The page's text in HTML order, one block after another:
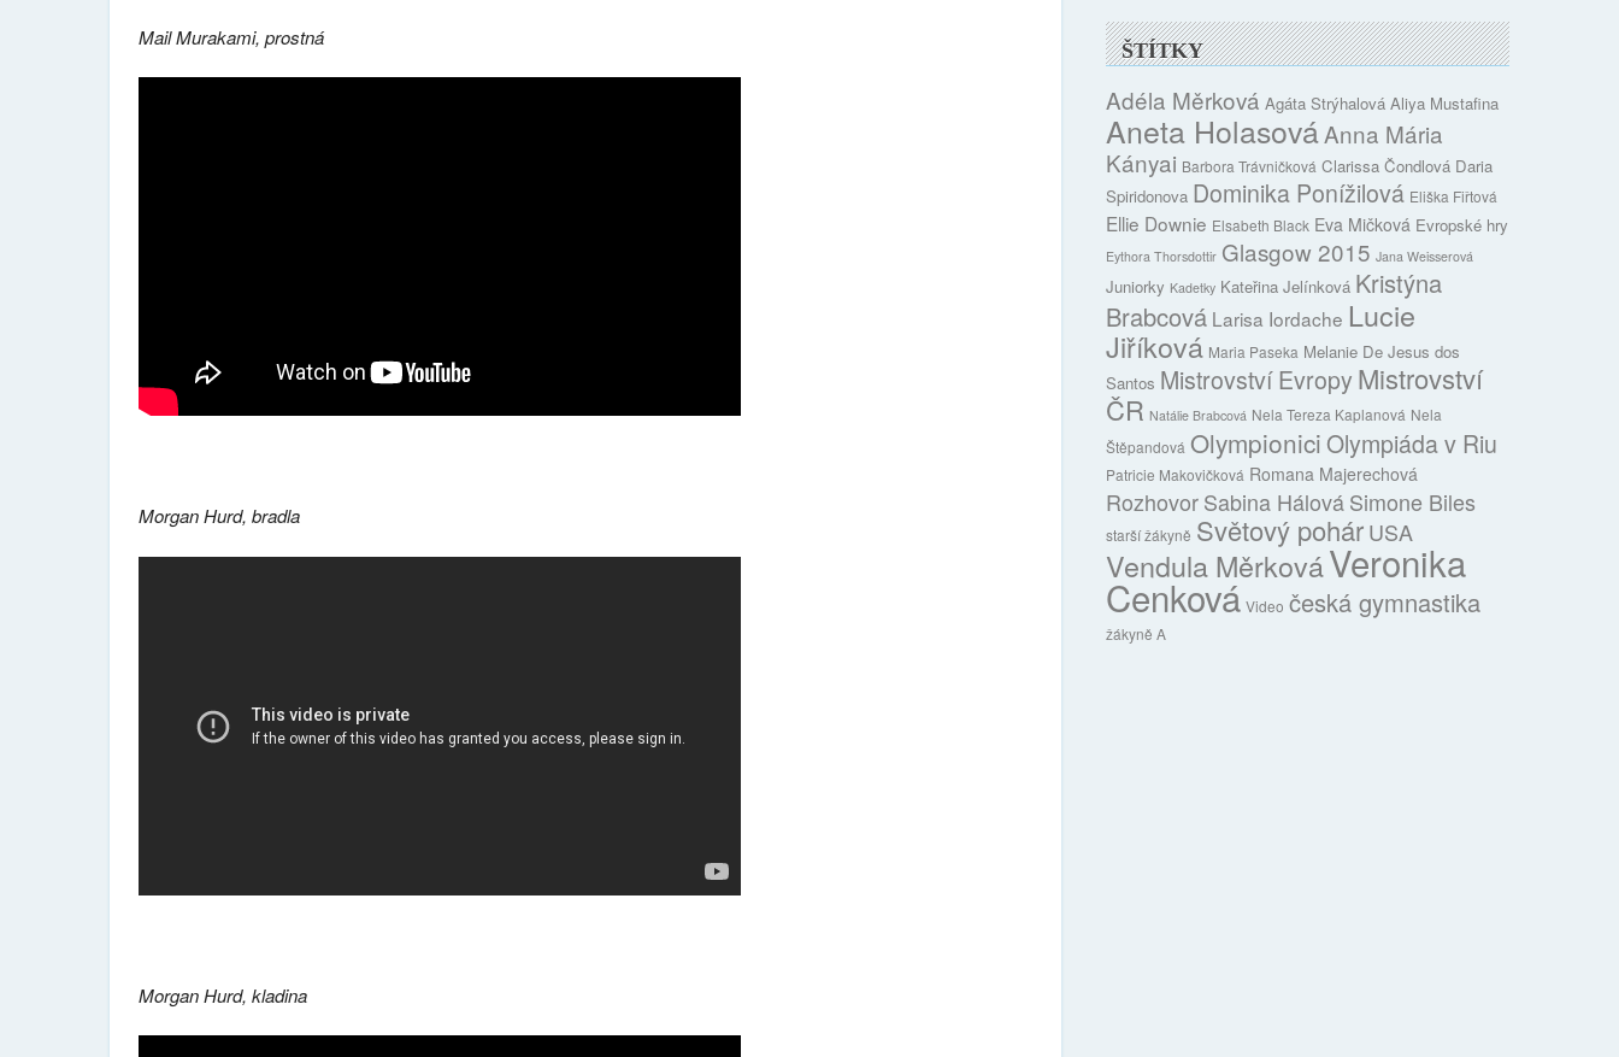
Mail Murakami, prostná
Morgan Hurd, bradla
Morgan Hurd, kladina
ŠTÍTKY
Adéla Měrková Agáta Strýhalová Aliya Mustafina
Aneta HolasováAnna Mária
Kányai Barbora Trávničková Clarissa Čondlová Daria
Spiridonova Dominika Ponížilová Eliška Fiřtová
Ellie Downie Elsabeth Black Eva Mičková Evropské hry
Eythora Thorsdottir Glasgow 2015 Jana Weisserová
Juniorky Kadetky Kateřina Jelínková Kristýna
Brabcová Larisa Iordache Lucie
Jiříková Maria Paseka Melanie De Jesus dos
Santos Mistrovství Evropy Mistrovství
ČR Natálie Brabcová Nela Tereza Kaplanová Nela
Štěpandová OlympioniciOlympiáda v Riu
Patricie Makovičková Romana Majerechová
RozhovorSabina HálováSimone Biles
starší žákyně Světový pohárUSA
Vendula MěrkováVeronika
Cenková Video česká gymnastika
žákyně A